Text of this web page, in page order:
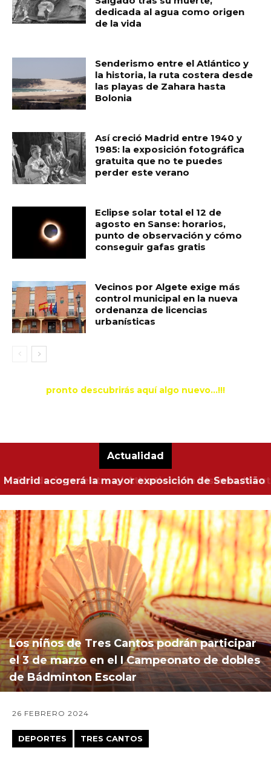
dedicada al agua como origen
de la vida
Senderismo entre el Atlántico y
la historia, la ruta costera desde
las playas de Zahara hasta
Bolonia
Así creció Madrid entre 1940 y
1985: la exposición fotográfica
gratuita que no te puedes
perder este verano
Eclipse solar total el 12 de
agosto en Sanse: horarios,
punto de observación y cómo
conseguir gafas gratis
Vecinos por Algete exige más
control municipal en la nueva
ordenanza de licencias
urbanísticas
pronto descubrirás aquí algo nuevo...!!!